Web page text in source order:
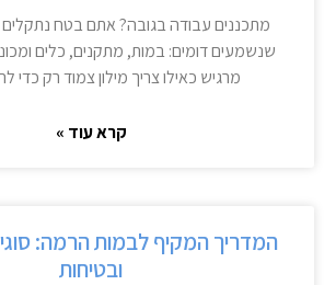
מתכננים עבודה בגובה? אתם בטח
שנשמעים דומים: במות, מתקנים, כלים
מרגיש כאילו צריך מילון צמוד רק כדי
קרא עוד »
המדריך המקיף לבמות הרמה:
ובטיחות